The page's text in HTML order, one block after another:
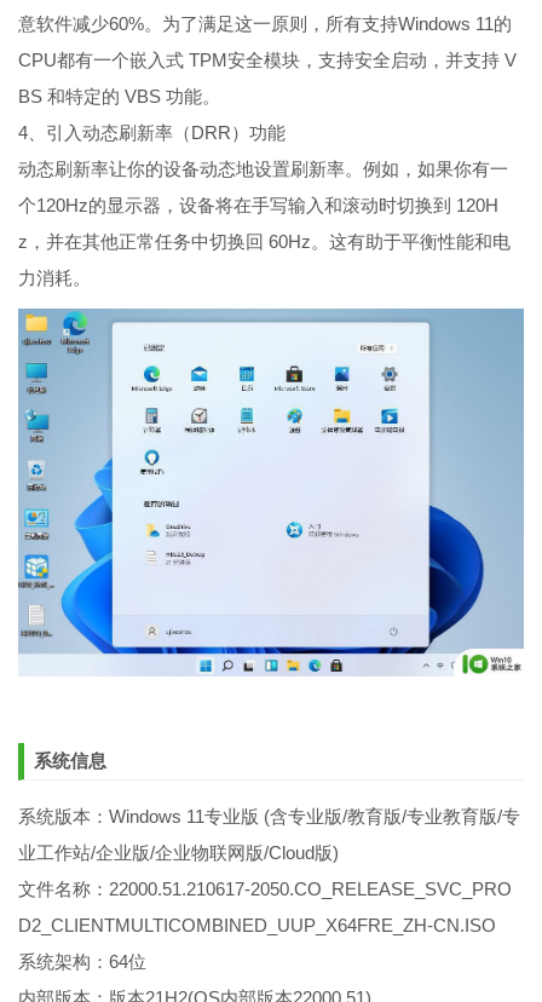
意软件减少60%。为了满足这一原则，所有支持Windows 11的
CPU都有一个嵌入式 TPM安全模块，支持安全启动，并支持 V
BS 和特定的 VBS 功能。
4、引入动态刷新率（DRR）功能
动态刷新率让你的设备动态地设置刷新率。例如，如果你有一
个120Hz的显示器，设备将在手写输入和滚动时切换到 120H
z，并在其他正常任务中切换回 60Hz。这有助于平衡性能和电
力消耗。
系统信息
系统版本：Windows 11专业版 (含专业版/教育版/专业教育版/专
业工作站/企业版/企业物联网版/Cloud版)
文件名称：22000.51.210617-2050.CO_RELEASE_SVC_PRO
D2_CLIENTMULTICOMBINED_UUP_X64FRE_ZH-CN.ISO
系统架构：64位
内部版本：版本21H2(OS内部版本22000.51)